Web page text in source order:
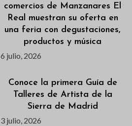
comercios de Manzanares El
Real muestran su oferta en
una feria con degustaciones,
productos y música
6 julio, 2026
Conoce la primera Guía de
Talleres de Artista de la
Sierra de Madrid
3 julio, 2026